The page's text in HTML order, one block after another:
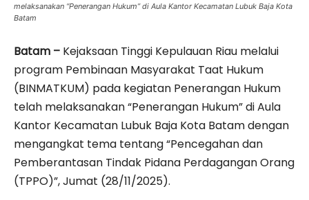
melaksanakan “Penerangan Hukum” di Aula Kantor Kecamatan Lubuk Baja Kota
Batam
Batam – Kejaksaan Tinggi Kepulauan Riau melalui
program Pembinaan Masyarakat Taat Hukum
(BINMATKUM) pada kegiatan Penerangan Hukum
telah melaksanakan “Penerangan Hukum” di Aula
Kantor Kecamatan Lubuk Baja Kota Batam dengan
mengangkat tema tentang “Pencegahan dan
Pemberantasan Tindak Pidana Perdagangan Orang
(TPPO)”, Jumat (28/11/2025).